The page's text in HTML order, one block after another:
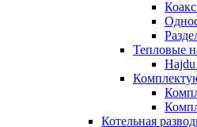
Тепловые
Котельная